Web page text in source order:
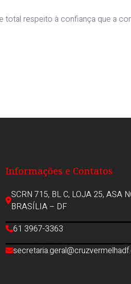
respeito à confiança que a
Informações e Contatos
SCRN 715, BL C, LOJA 25, ASA
BRASÍLIA – DF
61 3967-3363